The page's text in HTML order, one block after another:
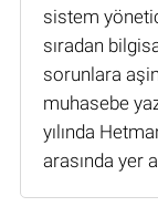
sistem
sıradan
sorunlara
muhasebe
yılında
arasında yer